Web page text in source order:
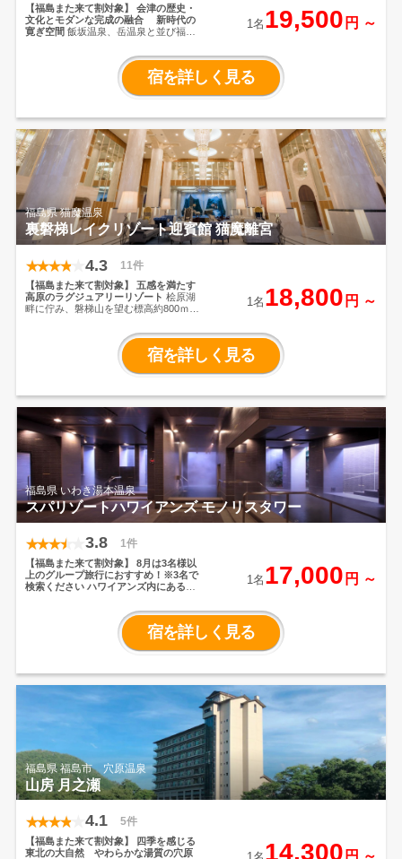
【福島また来て割対象】
会津の歴史・
文化とモダンな完成の融合
新時代の
寛ぎ空間 飯坂温泉、岳温泉と並び福島
『御宿東鳳』は、昭和36年に開業以
来、東山温泉では随一の規模を誇りま
地元地域に密着し、ご満足いただ
けるサービスを提供するとともに、
1名 19,500 円 ～
宿を詳しく見る
福島県 猫魔温泉
裏磐梯レイクリゾート迎賓館 猫魔離宮
4.3 11件
【福島また来て割対象】
五感を満たす
高原のラグジュアリーリゾート 桧原湖
畔に佇み、磐梯山を望む標高約800ｍの
五色沼から徒歩
約3分、国立公園内の大自然に囲まれた
絶好のロケーション。 ホテル内に足を
踏み入れた瞬間、日常から切り離され
束いたします。
1名 18,800 円 ～
宿を詳しく見る
福島県 いわき湯本温泉
スパリゾートハワイアンズ モノリスタワー
3.8 1件
【福島また来て割対象】
8月は3名様以
上のグループ旅行におすすめ！※3名で
検索くださいハワイアンズ内にある未
「ハワイアン&スパ」をコン
セプトに、世代を超えて、ふれあいや
語らいが自然に生まれ“きづな”を深め合
う、旅人が住人のように過すことので
ーム滞在もリゾートに。圧倒的な温泉
量を活かした、ここにしかない温泉
と、夕食にはライブな環境のフレンチ
ポリネシアンを、新しいブッフェスタ
イルでお楽しみいただけます。
▼スパ
リゾートハワイアンズ ホテルハワイア
ンズhttps://yumeyado.jp/yado/1518 ▼
スパリゾートハワイアンズ ウィルポー
トhttps://yumeyado.jp/yado/1881
1名 17,000 円 ～
宿を詳しく見る
福島県 福島市 穴原温泉
山房 月之瀬
4.1 5件
【福島また来て割対象】
四季を感じる
東北の大自然 やわらかな湯質の穴原
14,300 円 ～